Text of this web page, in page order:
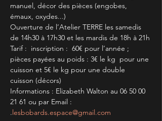
manuel, décor des pièces (engobes,
émaux, oxydes...)
Ouverture de l’Atelier TERRE les samedis
de 14h30 à 17h30 et les mardis de 18h à 21h
Tarif :  inscription :  60€ pour l’année ;
pièces payées au poids : 3€ le kg  pour une
cuisson et 5€ le kg pour une double
cuisson (décors)
Informations : Elizabeth Walton au 06 50 00
21 61 ou par Email :
.lesbobards.espace@gmail.com